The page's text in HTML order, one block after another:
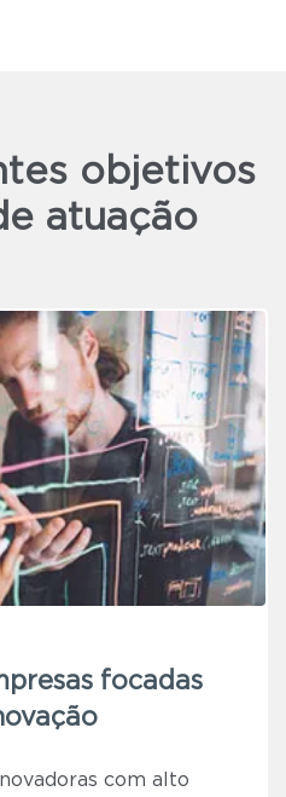
objetivos
atuação
focadas
com alto